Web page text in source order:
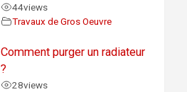
44views
Travaux de Gros Oeuvre
Comment purger un radiateur
?
28views